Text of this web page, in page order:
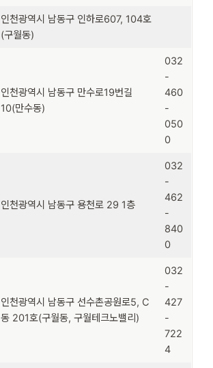
인천광역시 남동구 인하로607, 104호
(구월동)
인천광역시 남동구 만수로19번길
10(만수동)
032
-
460
-
050
0
인천광역시 남동구 용천로 29 1층
032
-
462
-
840
0
인천광역시 남동구 선수촌공원로5, C
동 201호(구월동, 구월테크노밸리)
032
-
427
-
722
4